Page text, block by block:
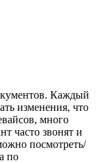
Каждый
изменения, что
много
часто звонят и
посмотреть/
по